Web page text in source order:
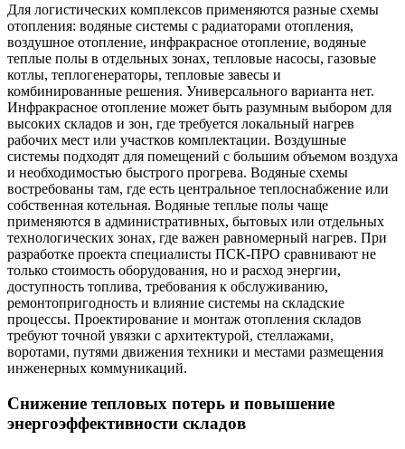
Для логистических комплексов применяются разные схемы
отопления: водяные системы с радиаторами отопления,
воздушное отопление, инфракрасное отопление, водяные
теплые полы в отдельных зонах, тепловые насосы, газовые
котлы, теплогенераторы, тепловые завесы и
комбинированные решения. Универсального варианта нет.
Инфракрасное отопление может быть разумным выбором для
высоких складов и зон, где требуется локальный нагрев
рабочих мест или участков комплектации. Воздушные
системы подходят для помещений с большим объемом воздуха
и необходимостью быстрого прогрева. Водяные схемы
востребованы там, где есть центральное теплоснабжение или
собственная котельная. Водяные теплые полы чаще
применяются в административных, бытовых или отдельных
технологических зонах, где важен равномерный нагрев. При
разработке проекта специалисты ПСК-ПРО сравнивают не
только стоимость оборудования, но и расход энергии,
доступность топлива, требования к обслуживанию,
ремонтопригодность и влияние системы на складские
процессы. Проектирование и монтаж отопления складов
требуют точной увязки с архитектурой, стеллажами,
воротами, путями движения техники и местами размещения
инженерных коммуникаций.
Снижение тепловых потерь и повышение
энергоэффективности складов